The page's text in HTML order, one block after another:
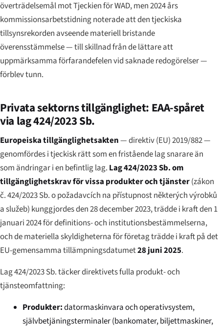
överträdelsemål mot Tjeckien för WAD, men 2024 års
kommissionsarbetstidning noterade att den tjeckiska
tillsynsrekorden avseende materiell bristande
överensstämmelse — till skillnad från de lättare att
uppmärksamma förfarandefelen vid saknade redogörelser —
förblev tunn.
Privata sektorns tillgänglighet: EAA-spåret
via lag 424/2023 Sb.
Europeiska tillgänglighetsakten— direktiv (EU) 2019/882 —
genomfördes i tjeckisk rätt som en fristående lag snarare än
som ändringar i en befintlig lag. Lag 424/2023 Sb. om
tillgänglighetskrav för vissa produkter och tjänster(zákon
č. 424/2023 Sb. o požadavcích na přístupnost některých výrobků
a služeb) kunggjordes den 28 december 2023, trädde i kraft den 1
januari 2024 för definitions- och institutionsbestämmelserna,
och de materiella skyldigheterna för företag trädde i kraft på det
EU-gemensamma tillämpningsdatumet28 juni 2025.
Lag 424/2023 Sb. täcker direktivets fulla produkt- och
tjänsteomfattning:
Produkter:datormaskinvara och operativsystem,
självbetjäningsterminaler (bankomater, biljettmaskiner,